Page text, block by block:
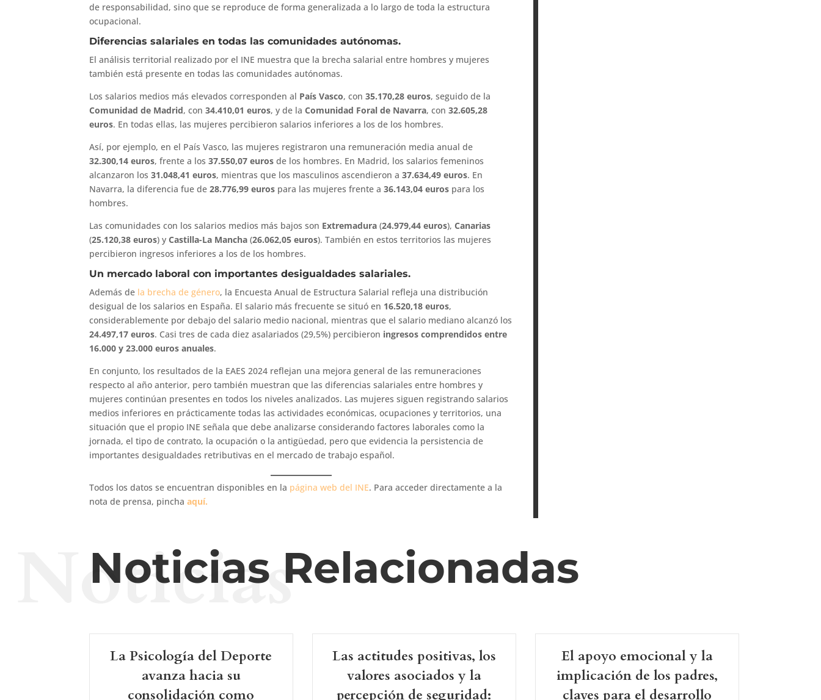
de responsabilidad, sino que se reproduce de forma generalizada a lo largo de toda la estructura
ocupacional.
Diferencias salariales en todas las comunidades autónomas.
El análisis territorial realizado por el INE muestra que la brecha salarial entre hombres y mujeres
también está presente en todas las comunidades autónomas.
Los salarios medios más elevados corresponden al País Vasco, con35.170,28 euros, seguido de la
Comunidad de Madrid, con34.410,01 euros, y de laComunidad Foral de Navarra, con32.605,28
euros. En todas ellas, las mujeres percibieron salarios inferiores a los de los hombres.
Así, por ejemplo, en el País Vasco, las mujeres registraron una remuneración media anual de
32.300,14 euros, frente a los37.550,07 euros de los hombres. En Madrid, los salarios femeninos
alcanzaron los31.048,41 euros, mientras que los masculinos ascendieron a37.634,49 euros. En
Navarra, la diferencia fue de28.776,99 euros para las mujeres frente a36.143,04 euros para los
hombres.
Las comunidades con los salarios medios más bajos son Extremadura (24.979,44 euros),Canarias
(25.120,38 euros) yCastilla-La Mancha (26.062,05 euros). También en estos territorios las mujeres
percibieron ingresos inferiores a los de los hombres.
Un mercado laboral con importantes desigualdades salariales.
Además de la brecha de género, la Encuesta Anual de Estructura Salarial refleja una distribución
desigual de los salarios en España. El salario más frecuente se situó en 16.520,18 euros,
considerablemente por debajo del salario medio nacional, mientras que el salario mediano alcanzó los
24.497,17 euros. Casi tres de cada diez asalariados (29,5%) percibieron ingresos comprendidos entre
16.000 y 23.000 euros anuales.
En conjunto, los resultados de la EAES 2024 reflejan una mejora general de las remuneraciones
respecto al año anterior, pero también muestran que las diferencias salariales entre hombres y
mujeres continúan presentes en todos los niveles analizados. Las mujeres siguen registrando salarios
medios inferiores en prácticamente todas las actividades económicas, ocupaciones y territorios, una
situación que el propio INE señala que debe analizarse considerando factores laborales como la
jornada, el tipo de contrato, la ocupación o la antigüedad, pero que evidencia la persistencia de
importantes desigualdades retributivas en el mercado de trabajo español.
Todos los datos se encuentran disponibles en la página web del INE. Para acceder directamente a la
nota de prensa, pinchaaquí.
Noticias Relacionadas
Noticias
La Psicología del Deporte
avanza hacia su
consolidación como
Las actitudes positivas, los
valores asociados y la
percepción de seguridad:
El apoyo emocional y la
implicación de los padres,
claves para el desarrollo